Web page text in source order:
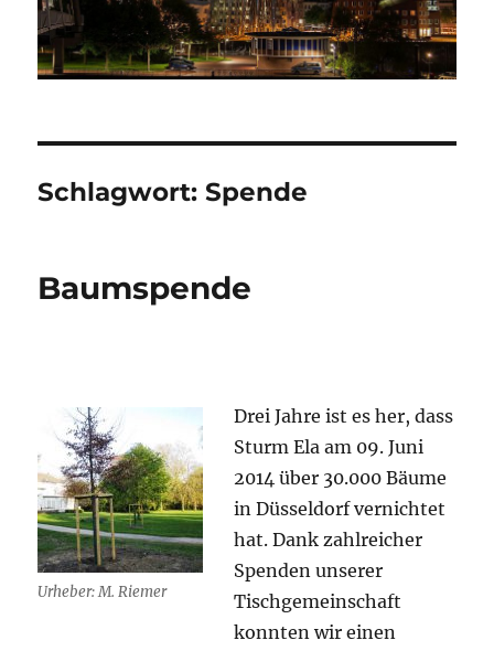
Schlagwort:Spende
Baumspende
Urheber: M. Riemer
Drei Jahre ist es her, dass
Sturm Ela am 09. Juni
2014 über 30.000 Bäume
in Düsseldorf vernichtet
hat. Dank zahlreicher
Spenden unserer
Tischgemeinschaft
konnten wir einen